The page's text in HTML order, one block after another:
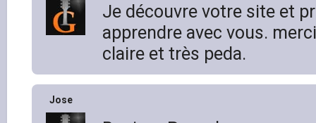
Je découvre votre site et
apprendre avec vous.
claire et très peda.
Jose